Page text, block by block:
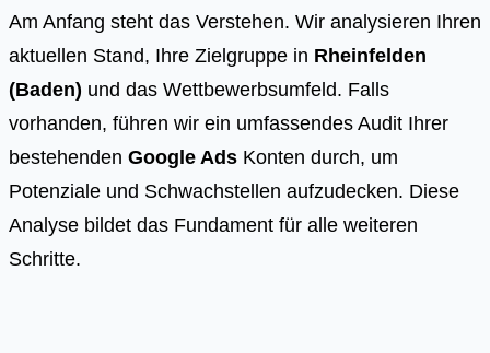
Am Anfang steht das Verstehen. Wir analysieren Ihren
aktuellen Stand, Ihre Zielgruppe in Rheinfelden
(Baden) und das Wettbewerbsumfeld. Falls
vorhanden, führen wir ein umfassendes Audit Ihrer
bestehenden Google Ads Konten durch, um
Potenziale und Schwachstellen aufzudecken. Diese
Analyse bildet das Fundament für alle weiteren
Schritte.